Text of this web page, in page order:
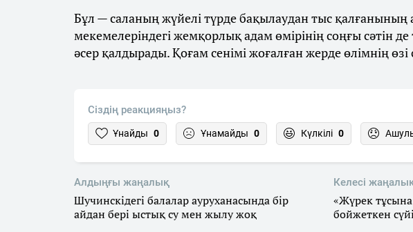
Бұл — саланың жүйелі түрде бақылаудан тыс қалғанының
мекемелеріндегі жемқорлық адам өмірінің соңғы сәтін
әсер қалдырады. Қоғам сенімі жоғалған жерде өлімнің өзі
Сіздің реакцияңыз?
Ұнайды 0 Ұнамайды 0 Күлкілі 0
Алдыңғы жаңалық
Шучинскідегі балалар ауруханасында бір
айдан бері ыстық су мен жылу жоқ
Келесі
«Жүрек
бойжеткен